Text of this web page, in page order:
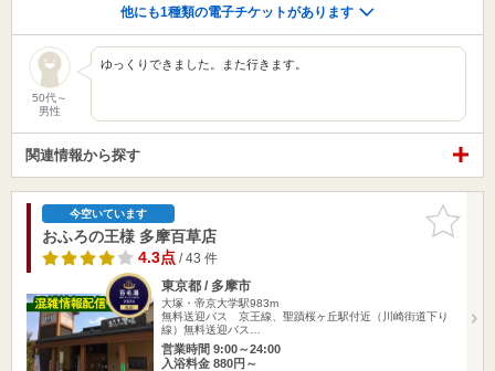
他にも1種類の電子チケットがあります
50代～
男性
ゆっくりできました。また行きます。
関連情報から探す
お気に入
りに追加
今空いています
おふろの王様 多摩百草店
4.3点/ 43 件
東京都 / 多摩市
大塚・帝京大学駅983m
無料送迎バス 京王線、聖蹟桜ヶ丘駅付近（川崎街道下り
線）無料送迎バス…
営業時間 9:00～24:00
入浴料金 880円～